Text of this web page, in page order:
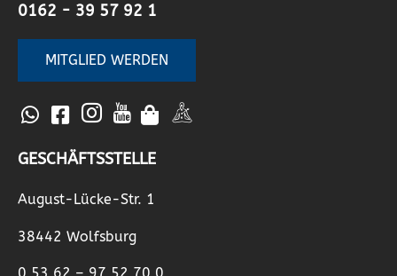
0162 - 39 57 92 1
MITGLIED WERDEN
GESCHÄFTSSTELLE
August-Lücke-Str. 1
38442 Wolfsburg